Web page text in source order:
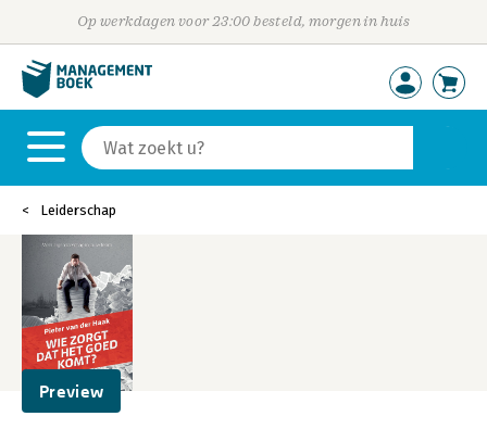
Op werkdagen voor 23:00 besteld, morgen in huis
Leiderschap
Preview